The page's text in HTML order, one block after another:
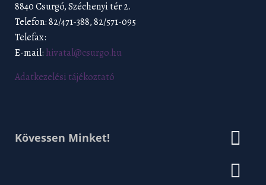
8840 Csurgó, Széchenyi tér 2.
Telefon: 82/471-388, 82/571-095
Telefax:
E-mail: hivatal@csurgo.hu
Adatkezelési tájékoztató
Kövessen Minket!